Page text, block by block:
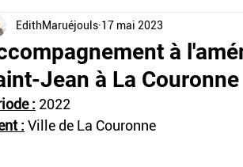
à
Jean à La Couronne
EdithMaruéjouls 17 mai 2023
: 2022
: Ville de La Couronne